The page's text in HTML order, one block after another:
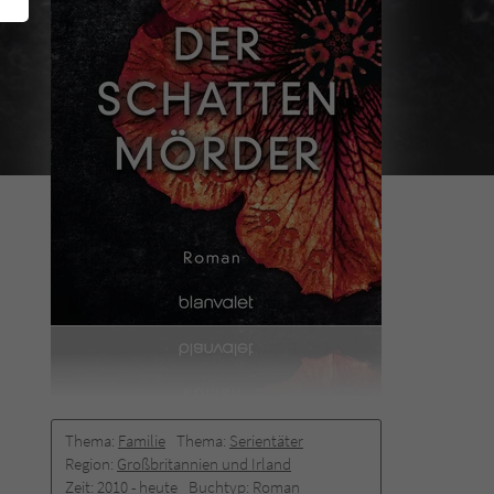
Thema: Familie Thema: Serientäter
Region: Großbritannien und Irland
Zeit: 2010 -­ heute Buchtyp: Roman